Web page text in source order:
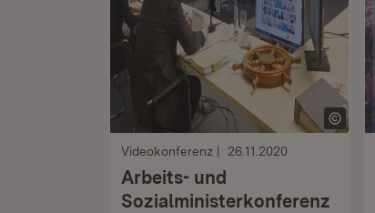
Videokonferenz 26.11.2020
Arbeits- und
Sozialministerkonferenz